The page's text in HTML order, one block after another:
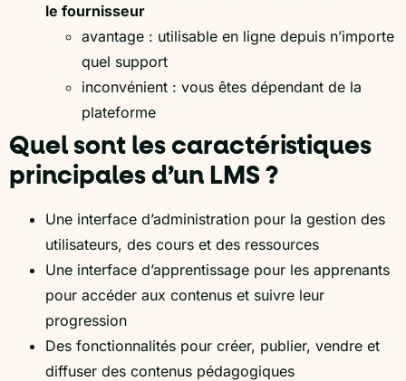
le fournisseur
avantage : utilisable en ligne depuis n’importe
quel support
inconvénient : vous êtes dépendant de la
plateforme
Quel sont les caractéristiques
principales d’un LMS ?
Une interface d’administration pour la gestion des
utilisateurs, des cours et des ressources
Une interface d’apprentissage pour les apprenants
pour accéder aux contenus et suivre leur
progression
Des fonctionnalités pour créer, publier, vendre et
diffuser des contenus pédagogiques